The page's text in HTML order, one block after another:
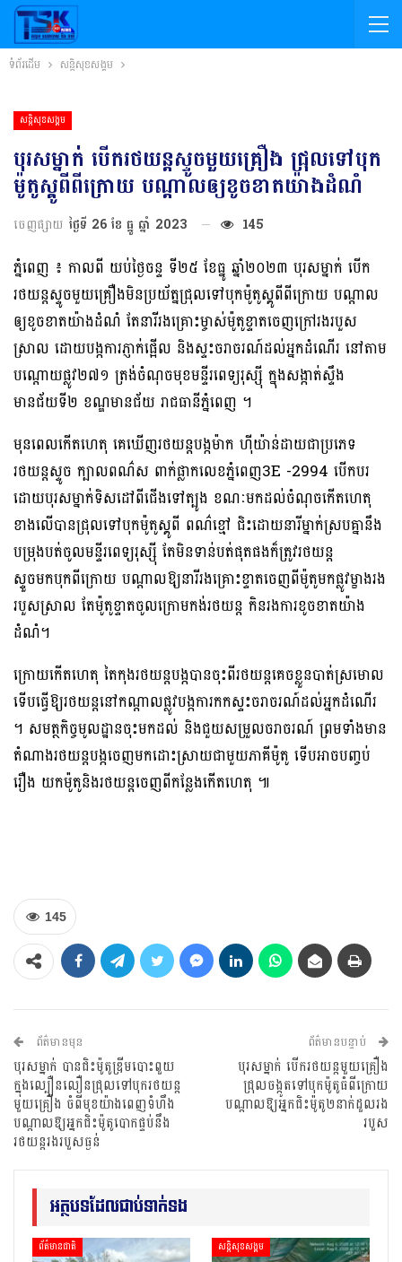
ទំព័រដើម សន្តិសុខសង្គម
សន្តិសុខសង្គម
បុរសម្នាក់ បេីករថយន្តស្ទូចមួយគ្រឿង ជ្រុលទៅបុក
ម៉ូតូស្គូពីពីក្រោយ បណ្ដាលឲ្យខូចខាតយ៉ាងដំណំ
ចេញផ្សាយ ថ្ងៃទី 26 ខែ ធ្នូ ឆ្នាំ 2023 145
ភ្នំពេញ ៖ កាលពី យប់ថ្ងៃចន្ទ ទី២៥ ខែធ្នូ ឆ្នាំ២០២៣ បុរសម្នាក់ បេីក
រថយន្តស្ទូចមួយគ្រឿងមិនប្រយ័ត្នជ្រុលទៅបុកម៉ូតូស្គូពីពីក្រោយ បណ្ដាល
ឲ្យខូចខាតយ៉ាងដំណំ តែនារីរងគ្រោះម្ចាស់ម៉ូតូខ្ទាតចេញក្រៅរងរបួស
ស្រាល ដោយបង្កការភ្ញាក់ផ្អេីល និងស្ទះចរាចរណ៍ដល់អ្នកដំណេីរ នៅតាម
បណ្ដោយផ្លូវ២៧១ ត្រង់ចំណុចមុខមន្ទីរពេទ្យរុស្សុី ក្នុងសង្កាត់ស្ទឹង
មានជ័យទី២ ខណ្ឌមានជ័យ រាជធានីភ្នំពេញ ។
មុនពេលកើតហេតុ គេឃើញរថយន្តបង្កម៉ាក ហ៊ីយ៉ាន់ដាយជាប្រភេទ
រថយន្តស្ទូច ក្បាលពណ៌ស ពាក់ផ្លាកលេខភ្នំពេញ3E -2994 បើកបរ
ដោយបុរសម្នាក់ទិសដៅពីជើងទៅត្បូង ខណៈមកដល់ចំណុចកើតហេតុ
ខាងលើបានជ្រុលទៅបុកម៉ូតូស្គូពី ពណ៌ខ្មៅ ជិះដោយនារីម្នាក់ស្របគ្នានឹង
បម្រុងបត់ចូលមន្ទីរពេទ្យរុស្សុី តែមិនទាន់បត់ផុតផងក៏ត្រូវរថយន្ត
ស្ទួចមកបុកពីក្រោយ បណ្ដាលឱ្យនារីរងគ្រោះខ្ទាតចេញពីម៉ូតូមកផ្លូវម្ខាងរង
របួសស្រាល តែម៉ូតូខ្ទាតចូលក្រោមកង់រថយន្ត កិនរងការខូចខាតយ៉ាង
ដំណំ។
ក្រោយកើតហេតុ តៃកុងរថយន្តបង្កបានចុះពីរថយន្តគេចខ្លួនបាត់ស្រមោល
ទេីបធ្វេីឱ្យរថយន្តនៅកណ្ដាលផ្លូវបង្កការកកស្ទះចរាចរណ៍ដល់អ្នកដំណេីរ
។ សមត្ថកិច្ចមូលដ្ឋានចុះមកដល់ និងជួយសម្រួលចរាចរណ៍ ព្រមទាំងមាន
តំណាងរថយន្តបង្កចេញមកដោះស្រាយជាមួយភាគីម៉ូតូ ទេីបអាចបញ្ចប់
រឿង យកម៉ូតូនិងរថយន្តចេញពីកន្លែងកេីតហេតុ ៕
145
ព័ត៌មានមុន
បុរសម្នាក់ បានជិះម៉ូតូឌ្រីមបោះពួយ
ក្នុងល្បឿនលឿនជ្រុលទៅបុករថយន្ត
មួយគ្រឿង ចំពីមុខយ៉ាងពេញទំហឹង
បណ្ដាលឱ្យអ្នកជិះម៉ូតូបោកផ្ទប់នឹង
រថយន្តរងរបួសធ្ងន់
ព័ត៌មានបន្ទាប់
បុរសម្នាក់ បេីករថយន្តមួយគ្រឿង
ជ្រុលចង្កូតទៅបុកម៉ូតូធំពីក្រោយ
បណ្ដាលឱ្យអ្នកជិះម៉ូតូ២នាក់ដួលរង
របួស
អត្ថបទដែលជាប់ទាក់ទង
ព័ត៌មានជាតិ សន្តិសុខសង្គម